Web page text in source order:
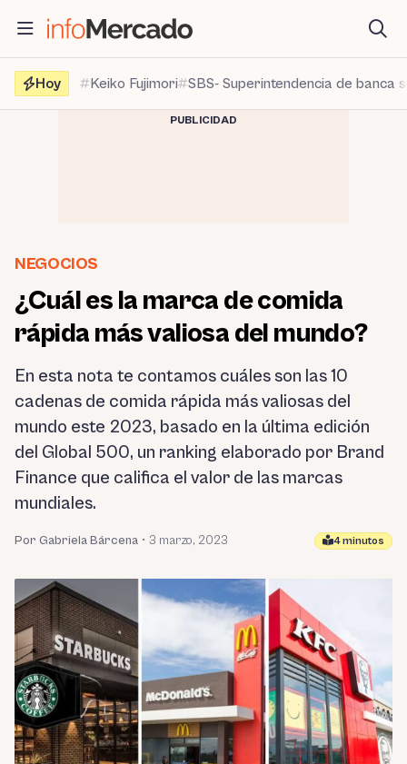
contenido
Hoy
Keiko Fujimori SBS- Superintendencia de banca
PUBLICIDAD
NEGOCIOS
¿Cuál es la marca de comida
rápida más valiosa del mundo?
En esta nota te contamos cuáles son las 10
cadenas de comida rápida más valiosas del
mundo este 2023, basado en la última edición
del Global 500, un ranking elaborado por Brand
Finance que califica el valor de las marcas
mundiales.
Por Gabriela Bárcena • 3 marzo, 2023 4 minutos